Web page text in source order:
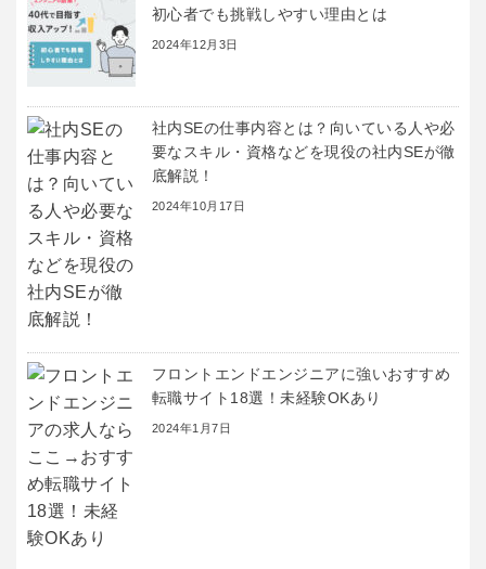
初心者でも挑戦しやすい理由とは
2024年12月3日
社内SEの仕事内容とは？向いている人や必
要なスキル・資格などを現役の社内SEが徹
底解説！
2024年10月17日
フロントエンドエンジニアに強いおすすめ
転職サイト18選！未経験OKあり
2024年1月7日